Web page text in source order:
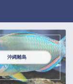
沖縄離島